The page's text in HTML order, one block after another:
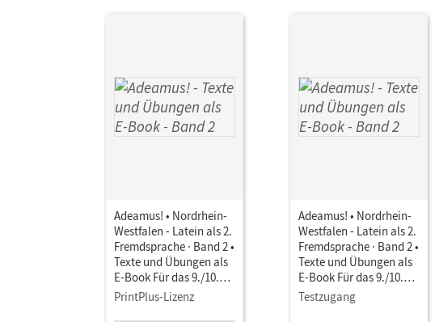
Adeamus! • Nordrhein-
Westfalen - Latein als 2.
Fremdsprache · Band 2 •
Texte und Übungen als
E-Book Für das 9./10.
Schuljahr
PrintPlus-Lizenz
Adeamus! • Nordrhein-
Westfalen - Latein als 2.
Fremdsprache · Band 2 •
Texte und Übungen als
E-Book Für das 9./10.
Schuljahr
Testzugang